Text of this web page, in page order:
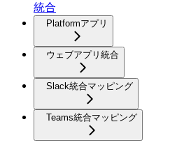
統合
Platformアプリ
ウェブアプリ統合
Slack統合マッピング
Teams統合マッピング